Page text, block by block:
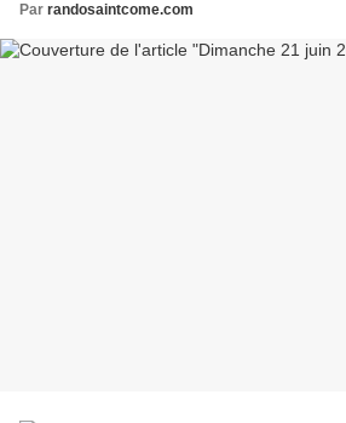
Par randosaintcome.com